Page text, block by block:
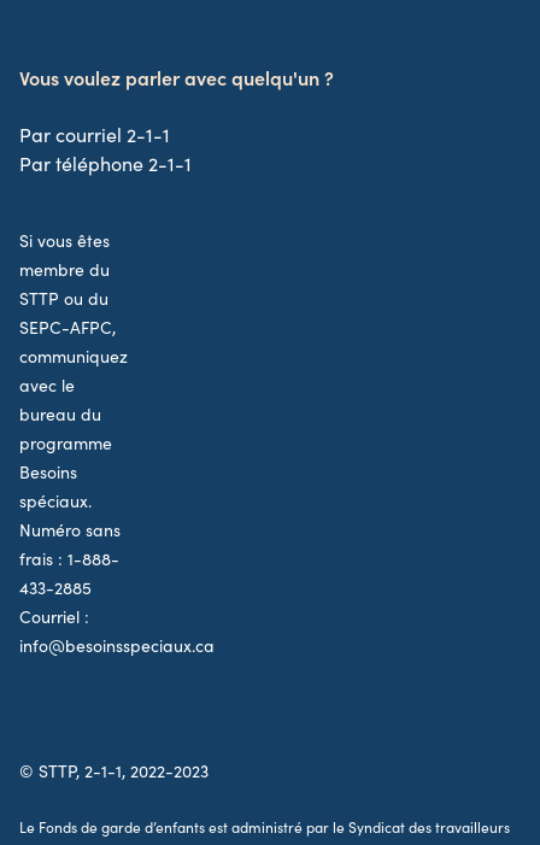
Vous voulez parler avec quelqu'un ?
Par courriel 2-1-1
Par téléphone 2-1-1
Si vous êtes
membre du
STTP ou du
SEPC-AFPC,
communiquez
avec le
bureau du
programme
Besoins
spéciaux.
Numéro sans
frais : 1-888-
433-2885
Courriel :
info@besoinsspeciaux.ca
© STTP, 2-1-1, 2022-2023
Le Fonds de garde d’enfants est administré par le Syndicat des travailleurs